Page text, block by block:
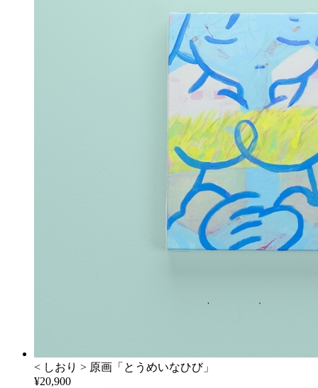
< しおり > 原画「とうめいなひび」
¥20,900